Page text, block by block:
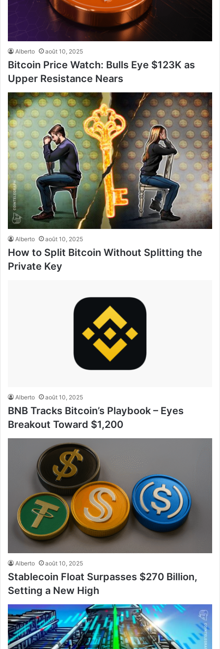
Alberto août 10, 2025
Bitcoin Price Watch: Bulls Eye $123K as
Upper Resistance Nears
Alberto août 10, 2025
How to Split Bitcoin Without Splitting the
Private Key
Alberto août 10, 2025
BNB Tracks Bitcoin’s Playbook – Eyes
Breakout Toward $1,200
Alberto août 10, 2025
Stablecoin Float Surpasses $270 Billion,
Setting a New High